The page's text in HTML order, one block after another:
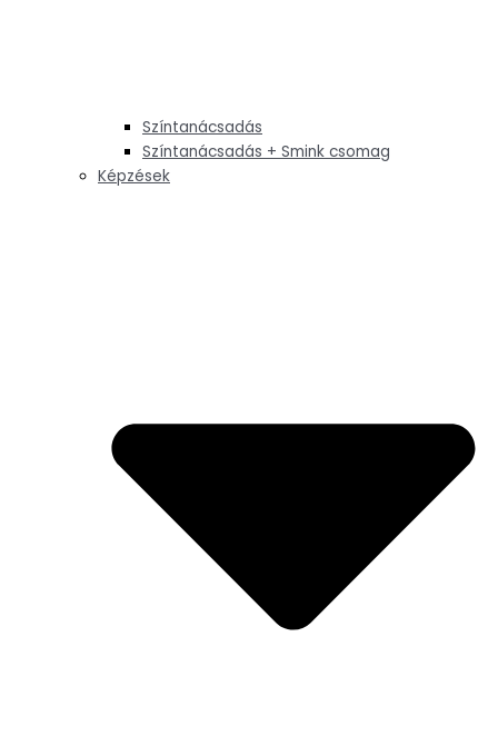
Színtanácsadás
Színtanácsadás + Smink csomag
Képzések